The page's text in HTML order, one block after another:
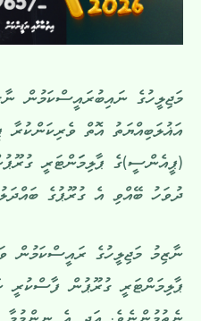
މަޖިލީހުގެ ނައިބުރައީސްކަމުން
އަޣުލަބިއްޔަތު އޮތް
ދުވަހު ބޭއްވި އެ ގުރޫޕުގެ
ނާޒިމު މަޖިލީހުގެ ރައީސްކަމުން
ޕާލިމަންޓަރީ ގުރޫޕުން ފާސްކުރީ